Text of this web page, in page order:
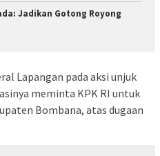
Jadikan Gotong Royong
Lapangan pada aksi unjuk
meminta KPK RI untuk
Bombana, atas dugaan